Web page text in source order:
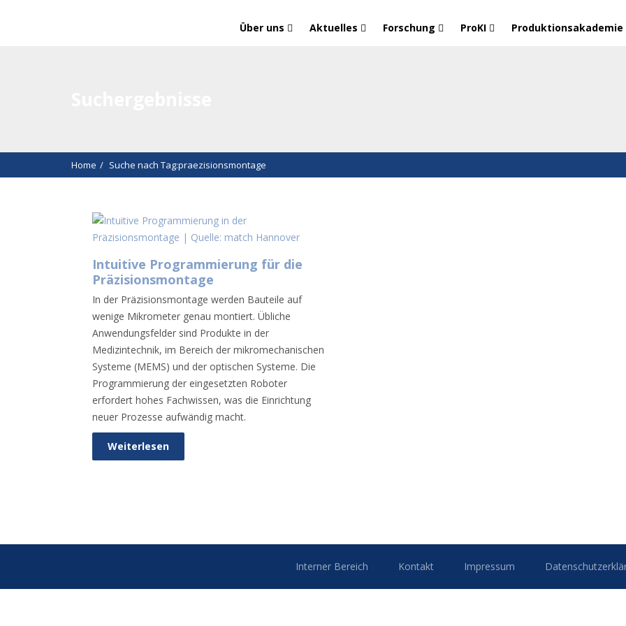
Über uns Aktuelles Forschung ProKI Produktionsakademie
Home Suche nach Tag:praezisionsmontage
Intuitive Programmierung für die
Präzisionsmontage
In der Präzisionsmontage werden Bauteile auf
wenige Mikrometer genau montiert. Übliche
Anwendungsfelder sind Produkte in der
Medizintechnik, im Bereich der mikromechanischen
Systeme (MEMS) und der optischen Systeme. Die
Programmierung der eingesetzten Roboter
erfordert hohes Fachwissen, was die Einrichtung
neuer Prozesse aufwändig macht.
Weiterlesen
Interner Bereich Kontakt Impressum